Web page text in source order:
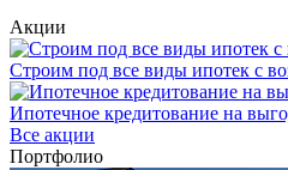
Акции
Строим под все виды ипотек с
Ипотечное кредитование на
Все акции
Портфолио